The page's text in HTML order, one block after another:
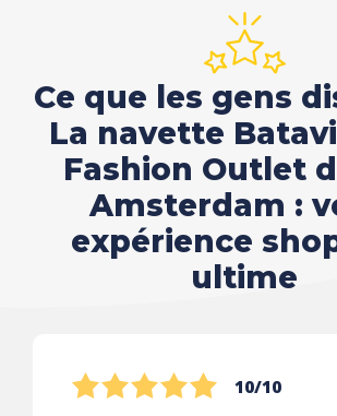
Ce que les gens
La navette
Fashion Outlet
Amsterdam :
expérience
ultime
10/10